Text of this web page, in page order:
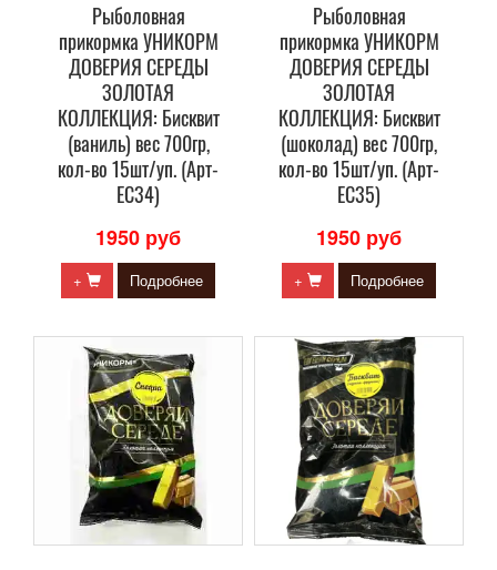
Рыболовная
прикормка УНИКОРМ
ДОВЕРИЯ СЕРЕДЫ
ЗОЛОТАЯ
КОЛЛЕКЦИЯ: Бисквит
(ваниль) вес 700гр,
кол-во 15шт/уп. (Арт-
ЕС34)
1950 руб
+ Подробнее
Рыболовная
прикормка УНИКОРМ
ДОВЕРИЯ СЕРЕДЫ
ЗОЛОТАЯ
КОЛЛЕКЦИЯ: Бисквит
(шоколад) вес 700гр,
кол-во 15шт/уп. (Арт-
ЕС35)
1950 руб
+ Подробнее